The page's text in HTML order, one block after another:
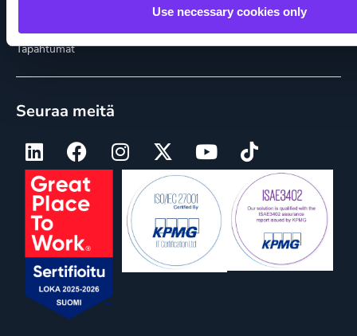
Use necessary cookies only
Tapahtumat
Seuraa meitä